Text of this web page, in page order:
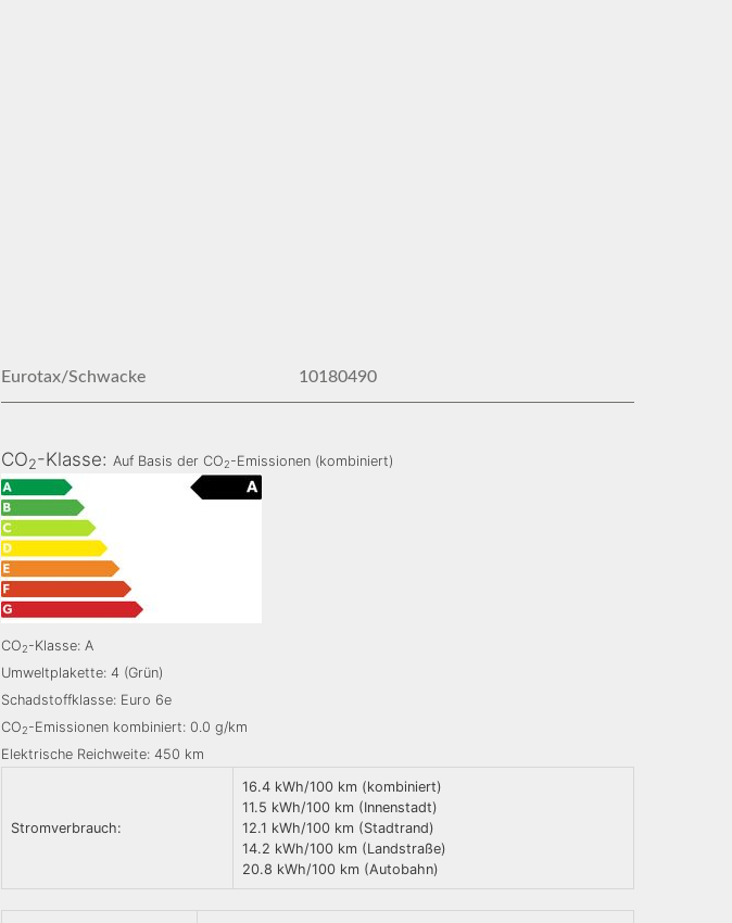
Eurotax/Schwacke 10180490
CO2-Klasse: Auf Basis der CO2-Emissionen (kombiniert)
CO2-Klasse: A
Umweltplakette: 4 (Grün)
Schadstoffklasse: Euro 6e
CO2-Emissionen kombiniert: 0.0 g/km
Elektrische Reichweite: 450 km
Stromverbrauch:
16.4 kWh/100 km (kombiniert)
11.5 kWh/100 km (Innenstadt)
12.1 kWh/100 km (Stadtrand)
14.2 kWh/100 km (Landstraße)
20.8 kWh/100 km (Autobahn)